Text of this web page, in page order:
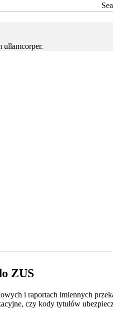
ullamcorper.
ZUS
i raportach imiennych
czy kody tytułów